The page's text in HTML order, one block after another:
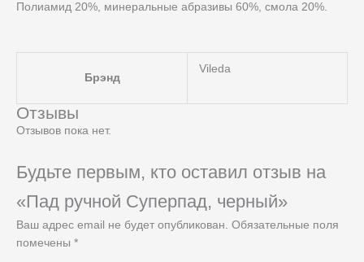
Полиамид 20%, минеральные абразивы 60%, смола 20%.
Брэнд
Vileda
Отзывы
Отзывов пока нет.
Будьте первым, кто оставил отзыв на
«Пад ручной Суперпад, черный»
Ваш адрес email не будет опубликован. Обязательные поля
помечены *